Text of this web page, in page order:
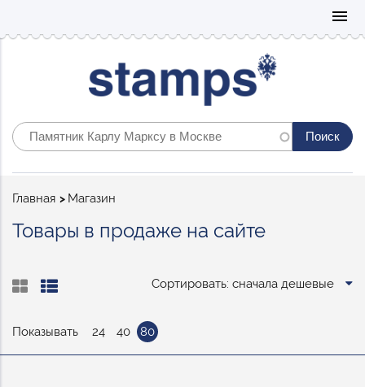
menu
Строка
Главная Магазин
Товары в продаже на сайте
Сортировать: сначала дешевые
Показывать 24 40 80